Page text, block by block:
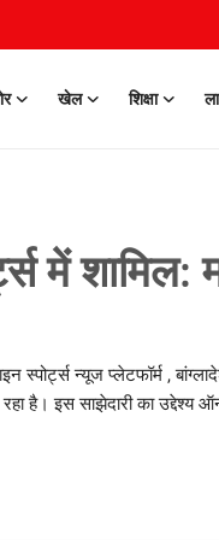
खेल शिक्षा
में
स्पोर्ट्स न्यूज प्लेटफॉर्म ,
है। इस साझेदारी का उद्देश्य
30 Mar, 2026